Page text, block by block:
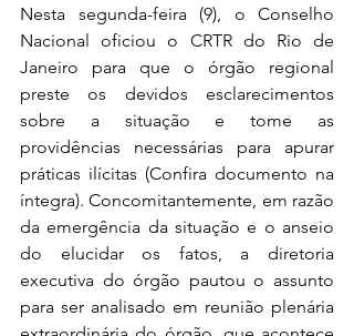
Nesta segunda-feira (9), o Conselho
Nacional oficiou o CRTR do Rio de
Janeiro para que o órgão regional
preste os devidos esclarecimentos
sobre a situação e tome as
providências necessárias para apurar
práticas ilícitas (Confira documento na
íntegra). Concomitantemente, em razão
da emergência da situação e o anseio
do elucidar os fatos, a diretoria
executiva do órgão pautou o assunto
para ser analisado em reunião plenária